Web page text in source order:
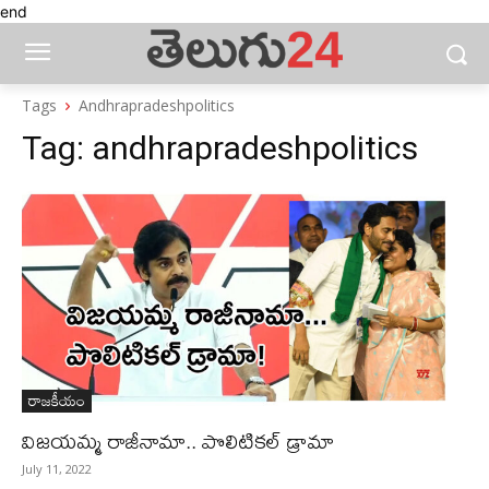
end
Tags Andhrapradeshpolitics
Tag: andhrapradeshpolitics
రాజకీయం
విజయమ్మ రాజీనామా.. పొలిటికల్‌ డ్రామా
July 11, 2022